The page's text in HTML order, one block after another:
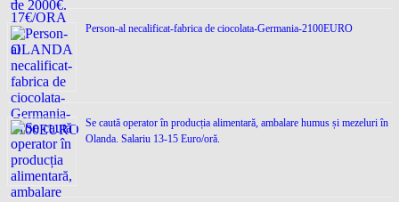
Person-al necalificat-fabrica de ciocolata-Germania-2100EURO
Se caută operator în producția alimentară, ambalare humus și mezeluri în
Olanda. Salariu 13-15 Euro/oră.